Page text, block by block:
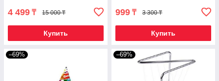
4 499 ₸ 15 000 ₸
Купить
999 ₸ 3 300 ₸
Купить
–69% –69%